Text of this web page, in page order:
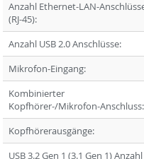
Anzahl Ethernet-LAN-
(RJ-45):
Anzahl USB 2.0 Anschlüsse:
Mikrofon-Eingang:
Kombinierter
Kopfhörer-/Mikrofon-Anschluss:
Kopfhörerausgänge:
USB 3.2 Gen 1 (3.1 Gen 1) Anzahl